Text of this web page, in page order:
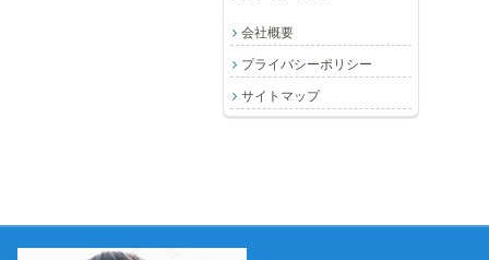
会社概要
プライバシーポリシー
サイトマップ